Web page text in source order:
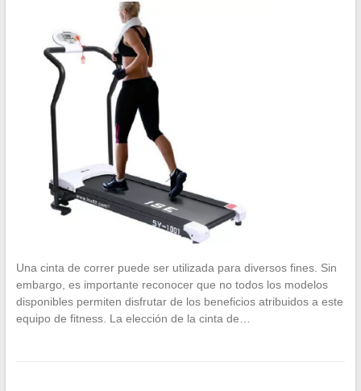
Una cinta de correr puede ser utilizada para diversos fines. Sin
embargo, es importante reconocer que no todos los modelos
disponibles permiten disfrutar de los beneficios atribuidos a este
equipo de fitness. La elección de la cinta de…